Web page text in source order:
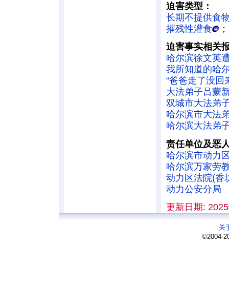
迫害类型：
长期不提供食
摧残性灌食
迫害事实相关
哈尔滨徐文英
我所知道的哈
“爸爸走了没回
大法弟子吕蒙
双城市大法弟
哈尔滨市大法
哈尔滨大法弟
责任单位及恶
哈尔滨市动力
哈尔滨万家劳
动力区法院(香
动力公安分局
更新日期:
关
©2004-